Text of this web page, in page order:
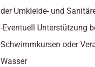
der Umkleide- und
-Eventuell Unterstützung
Schwimmkursen oder
Wasser